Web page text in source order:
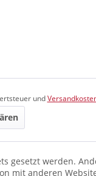
und
gesetzt werden.
mit anderen